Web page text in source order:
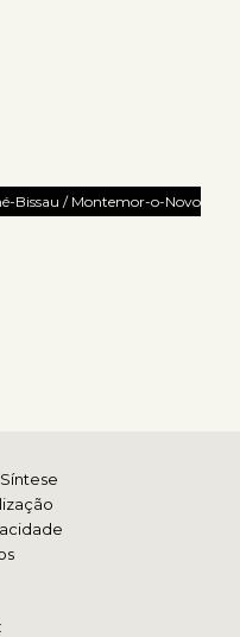
Bissau / Montemor-o-Novo